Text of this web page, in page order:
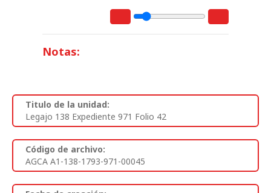
Notas:
Titulo de la unidad:
Legajo 138 Expediente 971 Folio 42
Código de archivo:
AGCA A1-138-1793-971-00045